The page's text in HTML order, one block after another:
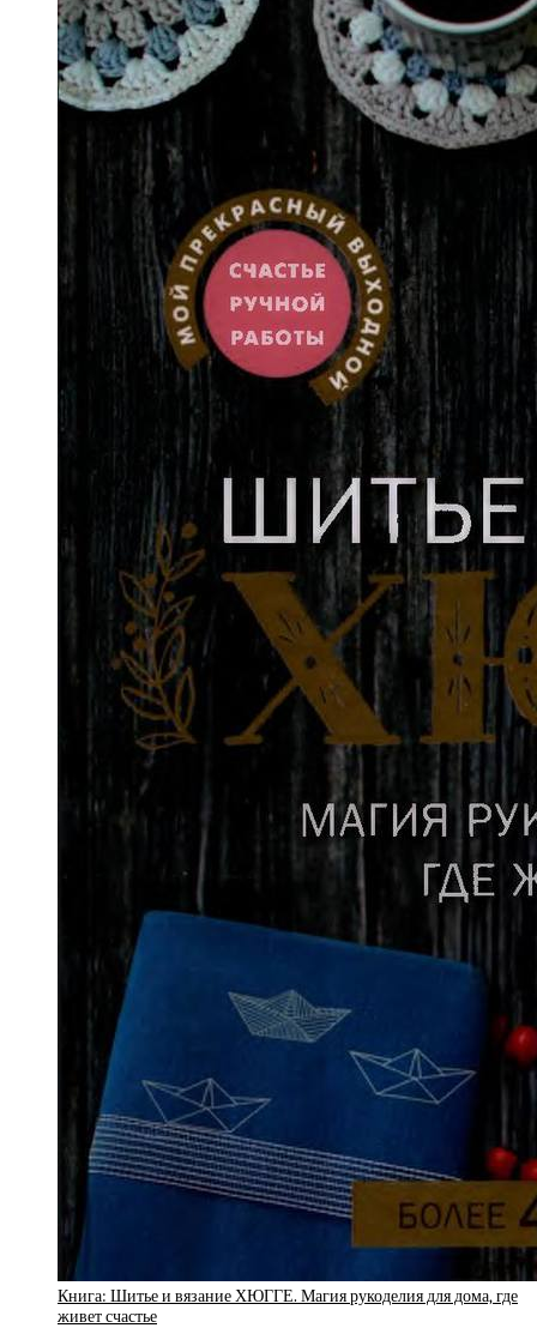
Книга: Шитье и вязание ХЮГГЕ. Магия рукоделия для дома, где
живет счастье